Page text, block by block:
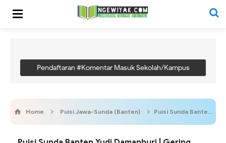
Pendaftaran #Komentar Masuk Sekolah/Kampus
Home Puisi Jawa-Sunda (Banten) Puisi Sunda Banten Yudi Damanhuri | Gering Nangtung | Jauh ka Peujit | Oray Sinduk | Pacul Mintul